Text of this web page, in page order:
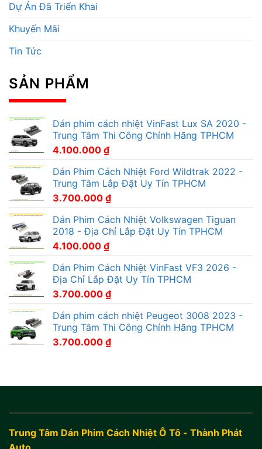
Dự Án Đã Triển Khai
Khuyến Mãi
Tin Tức
SẢN PHẨM
Dán phim cách nhiệt VinFast Lux SA 2020 -
Trung Tâm Thi Công Chính Hãng TPHCM
4.100.000 ₫
Dán Phim Cách Nhiệt Ford Wildtrak 2022 -
Trung Tâm Lắp Đặt Uy Tín TPHCM
3.700.000 ₫
Dán Phim Cách Nhiệt Volkswagen Tiguan
2018 - Địa Chỉ Lắp Đặt Uy Tín TPHCM
4.100.000 ₫
Dán Phim Cách Nhiệt VinFast VF3 2026 -
Địa Chỉ Lắp Đặt Uy Tín TPHCM
3.700.000 ₫
Dán phim cách nhiệt Peugeot 3008 2023 -
Trung Tâm Thi Công Chính Hãng TPHCM
3.700.000 ₫
Trung Tâm Dán Phim Cách Nhiệt Ô Tô - Thành Phát